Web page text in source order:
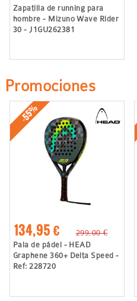
Zapatilla de running para
hombre - Mizuno Wave Rider
30 - J1GU262381
Promociones
-55%
134,95 €
299,00 €
Pala de pádel - HEAD
Graphene 360+ Delta Speed -
Ref: 228720